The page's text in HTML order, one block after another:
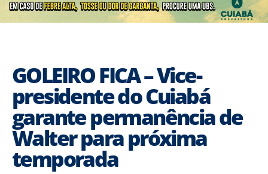
GOLEIRO FICA – Vice-
presidente do Cuiabá
garante permanência de
Walter para próxima
temporada